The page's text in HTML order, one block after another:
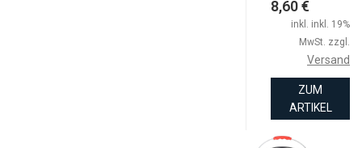
8,60 €
inkl. inkl. 19%
MwSt. zzgl.
Versand
ZUM
ARTIKEL